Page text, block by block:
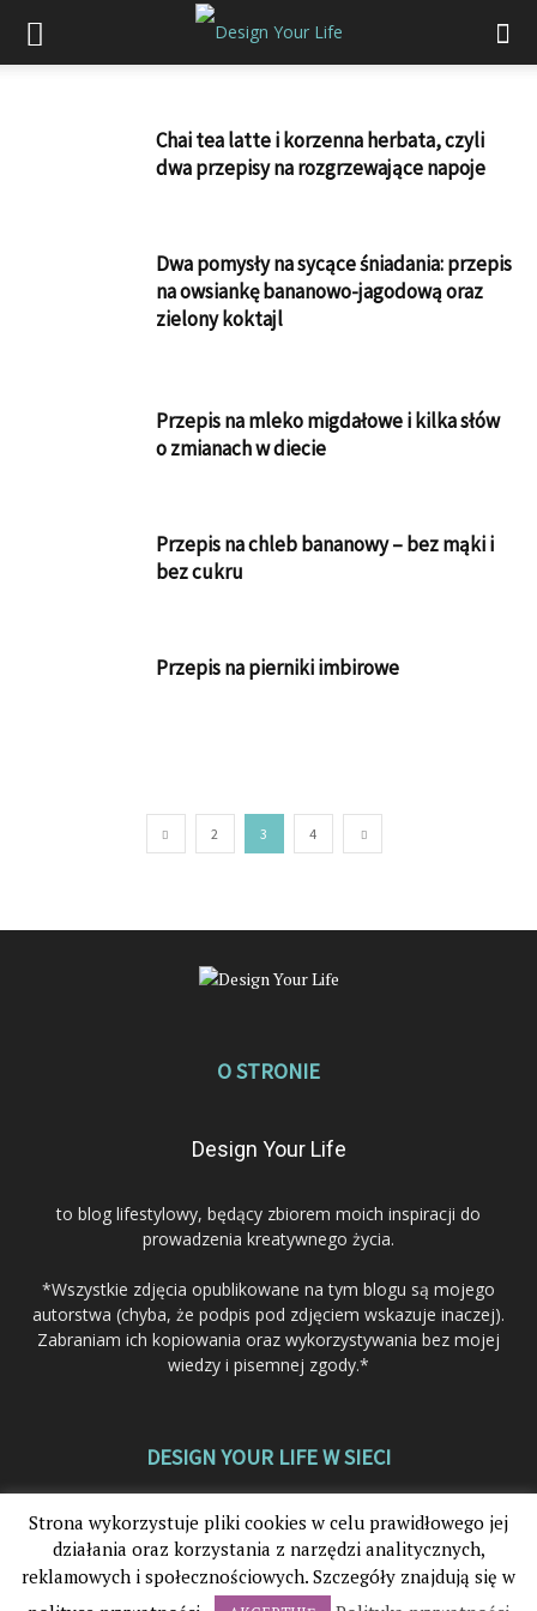
Chai tea latte i korzenna herbata, czyli
dwa przepisy na rozgrzewające napoje
Dwa pomysły na sycące śniadania: przepis
na owsiankę bananowo-jagodową oraz
zielony koktajl
Przepis na mleko migdałowe i kilka słów
o zmianach w diecie
Przepis na chleb bananowy – bez mąki i
bez cukru
Przepis na pierniki imbirowe
2 3 4
O STRONIE
Design Your Life
to blog lifestylowy, będący zbiorem moich inspiracji do
prowadzenia kreatywnego życia.
*Wszystkie zdjęcia opublikowane na tym blogu są mojego
autorstwa (chyba, że podpis pod zdjęciem wskazuje inaczej).
Zabraniam ich kopiowania oraz wykorzystywania bez mojej
wiedzy i pisemnej zgody.*
DESIGN YOUR LIFE W SIECI
Strona wykorzystuje pliki cookies w celu prawidłowego jej
działania oraz korzystania z narzędzi analitycznych,
reklamowych i społecznościowych. Szczegóły znajdują się w